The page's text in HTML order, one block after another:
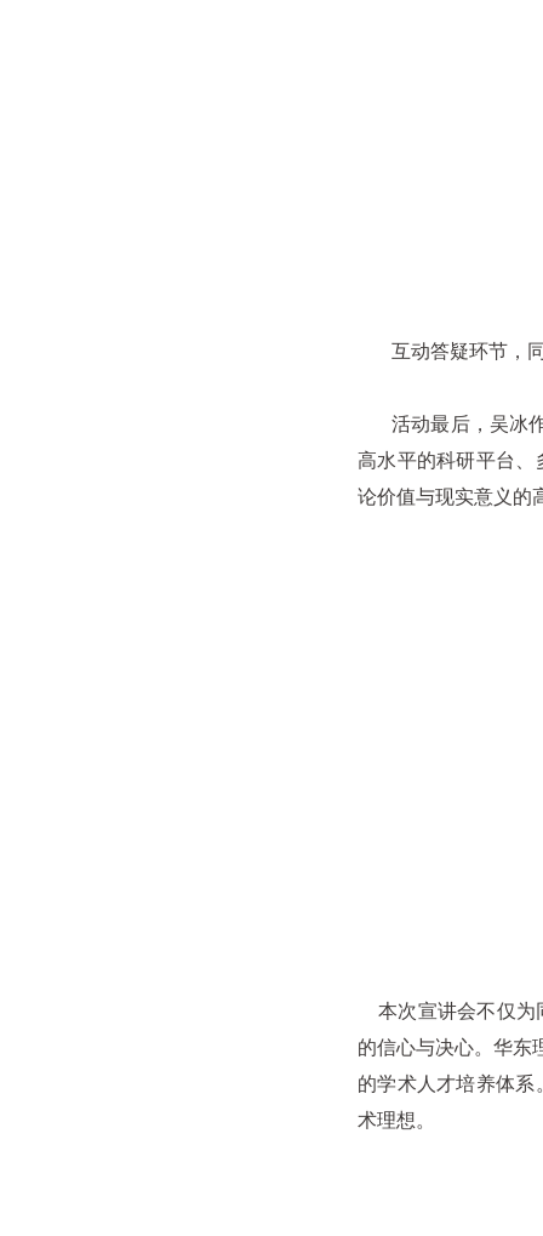
互动答疑环节，同
活动最后，吴冰作
高水平的科研平台
论价值与现实意义的
本次宣讲会不仅为
的信心与决心。华东
的学术人才培养体
术理想。